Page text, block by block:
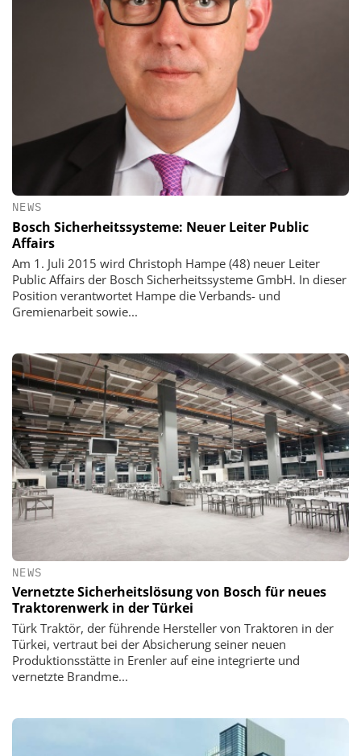
NEWS
Bosch Sicherheitssysteme: Neuer Leiter Public
Affairs
Am 1. Juli 2015 wird Christoph Hampe (48) neuer Leiter
Public Affairs der Bosch Sicherheitssysteme GmbH. In dieser
Position verantwortet Hampe die Verbands- und
Gremienarbeit sowie...
NEWS
Vernetzte Sicherheitslösung von Bosch für neues
Traktorenwerk in der Türkei
Türk Traktör, der führende Hersteller von Traktoren in der
Türkei, vertraut bei der Absicherung seiner neuen
Produktionsstätte in Erenler auf eine integrierte und
vernetzte Brandme...